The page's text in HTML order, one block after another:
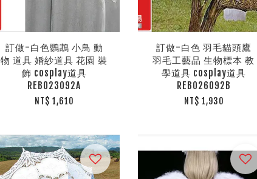
訂做-白色鸚鵡 小鳥 動
物 道具 婚紗道具 花園 裝
飾 cosplay道具
REB023092A
NT$ 1,610
訂做-白色 羽毛貓頭鷹
羽毛工藝品 生物標本 教
學道具 cosplay道具
REB026092B
NT$ 1,930